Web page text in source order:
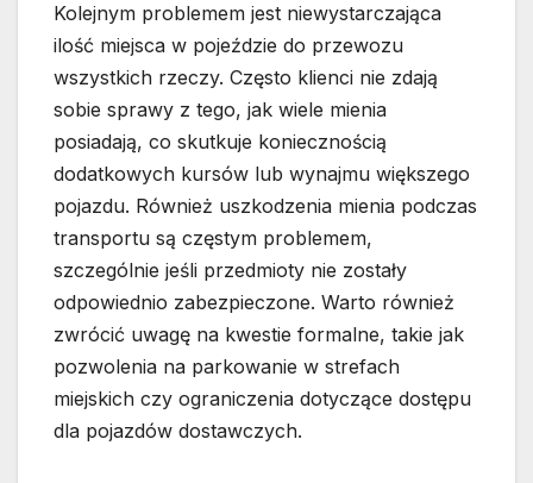
Kolejnym problemem jest niewystarczająca
ilość miejsca w pojeździe do przewozu
wszystkich rzeczy. Często klienci nie zdają
sobie sprawy z tego, jak wiele mienia
posiadają, co skutkuje koniecznością
dodatkowych kursów lub wynajmu większego
pojazdu. Również uszkodzenia mienia podczas
transportu są częstym problemem,
szczególnie jeśli przedmioty nie zostały
odpowiednio zabezpieczone. Warto również
zwrócić uwagę na kwestie formalne, takie jak
pozwolenia na parkowanie w strefach
miejskich czy ograniczenia dotyczące dostępu
dla pojazdów dostawczych.